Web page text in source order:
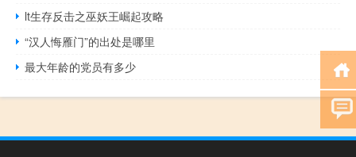
lt生存反击之巫妖王崛起攻略
“汉人悔雁门”的出处是哪里
最大年龄的党员有多少